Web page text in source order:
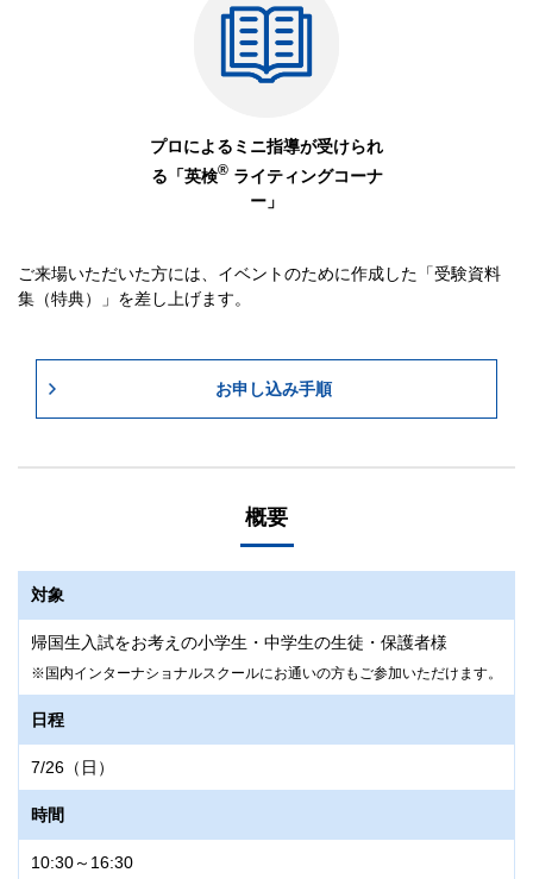
プロによるミニ指導が受けられ
る 「英検®ライティングコーナ
ー」
ご来場いただいた方には、イベントのために作成した「受験資料
集（特典）」を差し上げます。
お申し込み手順
概要
対象
帰国生入試をお考えの小学生・中学生の生徒・保護者様
国内インターナショナルスクールにお通いの方もご参加いただけます。
日程
7/26（日）
時間
10:30～16:30